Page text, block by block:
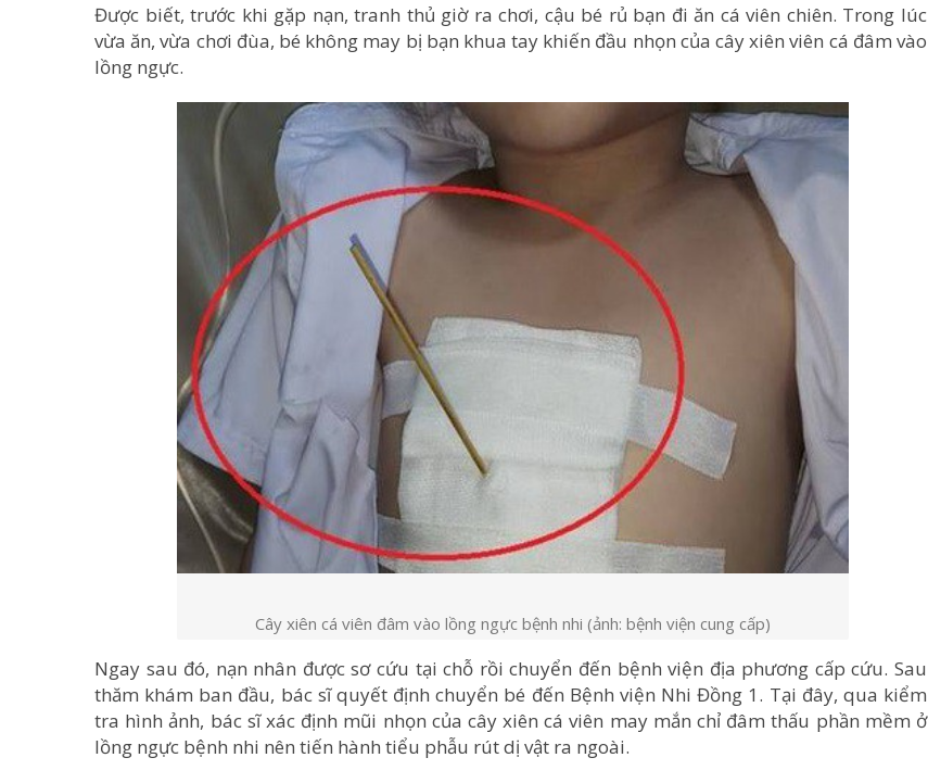
Được biết, trước khi gặp nạn, tranh thủ giờ ra chơi, cậu bé rủ bạn đi ăn cá viên chiên. Trong lúc
vừa ăn, vừa chơi đùa, bé không may bị bạn khua tay khiến đầu nhọn của cây xiên viên cá đâm vào
lồng ngực.
Cây xiên cá viên đâm vào lồng ngực bệnh nhi (ảnh: bệnh viện cung cấp)
Ngay sau đó, nạn nhân được sơ cứu tại chỗ rồi chuyển đến bệnh viện địa phương cấp cứu. Sau
thăm khám ban đầu, bác sĩ quyết định chuyển bé đến Bệnh viện Nhi Đồng 1. Tại đây, qua kiểm
tra hình ảnh, bác sĩ xác định mũi nhọn của cây xiên cá viên may mắn chỉ đâm thấu phần mềm ở
lồng ngực bệnh nhi nên tiến hành tiểu phẫu rút dị vật ra ngoài.